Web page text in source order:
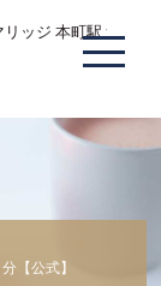
ッジ 本町駅１分【
【公式】